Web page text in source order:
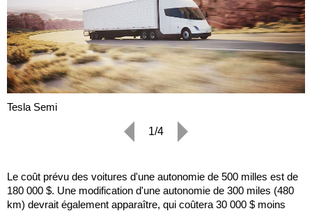
Tesla Semi
1/4
Le coût prévu des voitures d'une autonomie de 500 milles est de
180 000 $. Une modification d'une autonomie de 300 miles (480
km) devrait également apparaître, qui coûtera 30 000 $ moins